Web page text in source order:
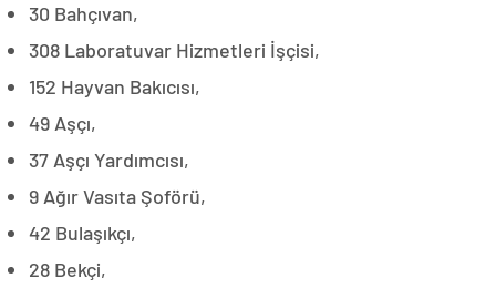
30 Bahçıvan,
308 Laboratuvar Hizmetleri İşçisi,
152 Hayvan Bakıcısı,
49 Aşçı,
37 Aşçı Yardımcısı,
9 Ağır Vasıta Şoförü,
42 Bulaşıkçı,
28 Bekçi,